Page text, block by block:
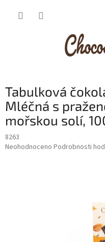
Tabulková
Mléčná s
mořskou solí,
8263
Průměrné
Neohodnoceno Podrobnosti